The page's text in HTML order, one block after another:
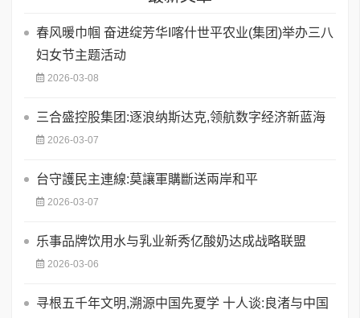
春风暖巾帼 奋进绽芳华I喀什世平农业(集团)举办三八
妇女节主题活动
2026-03-08
三合盛控股集团:逐浪纳斯达克,领航数字经济新蓝海
2026-03-07
台守護民主連線:莫讓軍購斷送兩岸和平
2026-03-07
乐事品牌饮用水与乳业新秀亿酸奶达成战略联盟
2026-03-06
寻根五千年文明,溯源中国先夏学 十人谈:良渚与中国